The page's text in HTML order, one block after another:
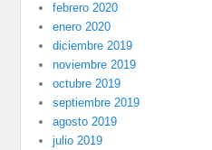
febrero 2020
enero 2020
diciembre 2019
noviembre 2019
octubre 2019
septiembre 2019
agosto 2019
julio 2019